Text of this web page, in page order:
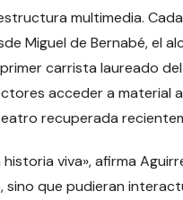
multimedia.
Miguel de Bernabé, el
carrista laureado
acceder a material
recuperada
viva», afirma
que pudieran